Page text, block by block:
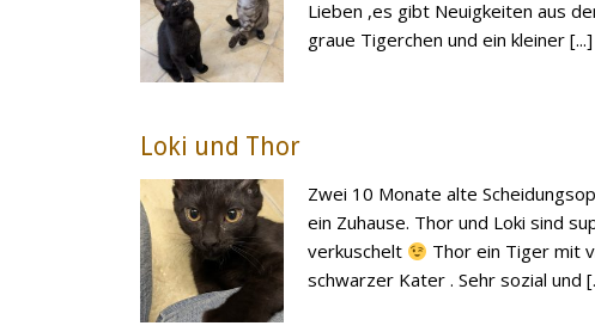
Lieben ,es gibt Neuigkeiten aus
graue Tigerchen und ein kleiner [...]
Loki und Thor
Zwei 10 Monate alte
ein Zuhause. Thor und Loki sind
verkuschelt
Thor ein Tiger mit
schwarzer Kater . Sehr sozial und